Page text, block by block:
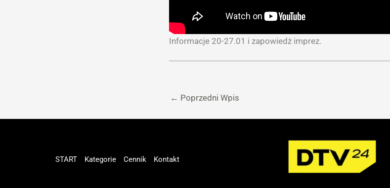
Informacje 20-27.01 i zapowiedż imprez.
← Poprzedni Wpis
START Kategorie Cennik Kontakt